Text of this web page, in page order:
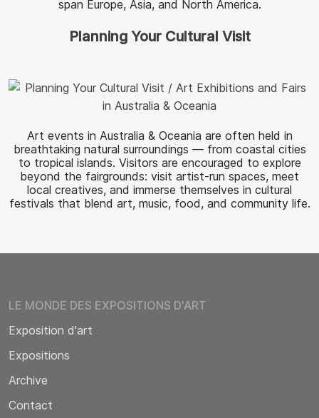
span Europe, Asia, and North America.
Planning Your Cultural Visit
Art events in Australia & Oceania are often held in
breathtaking natural surroundings — from coastal cities
to tropical islands. Visitors are encouraged to explore
beyond the fairgrounds: visit artist-run spaces, meet
local creatives, and immerse themselves in cultural
festivals that blend art, music, food, and community life.
LE MONDE DES EXPOSITIONS D'ART
Exposition d'art
Expositions
Archive
Contact